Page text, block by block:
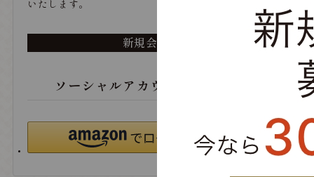
いたします。
新規会員登録
ソーシャルアカウントでログイン